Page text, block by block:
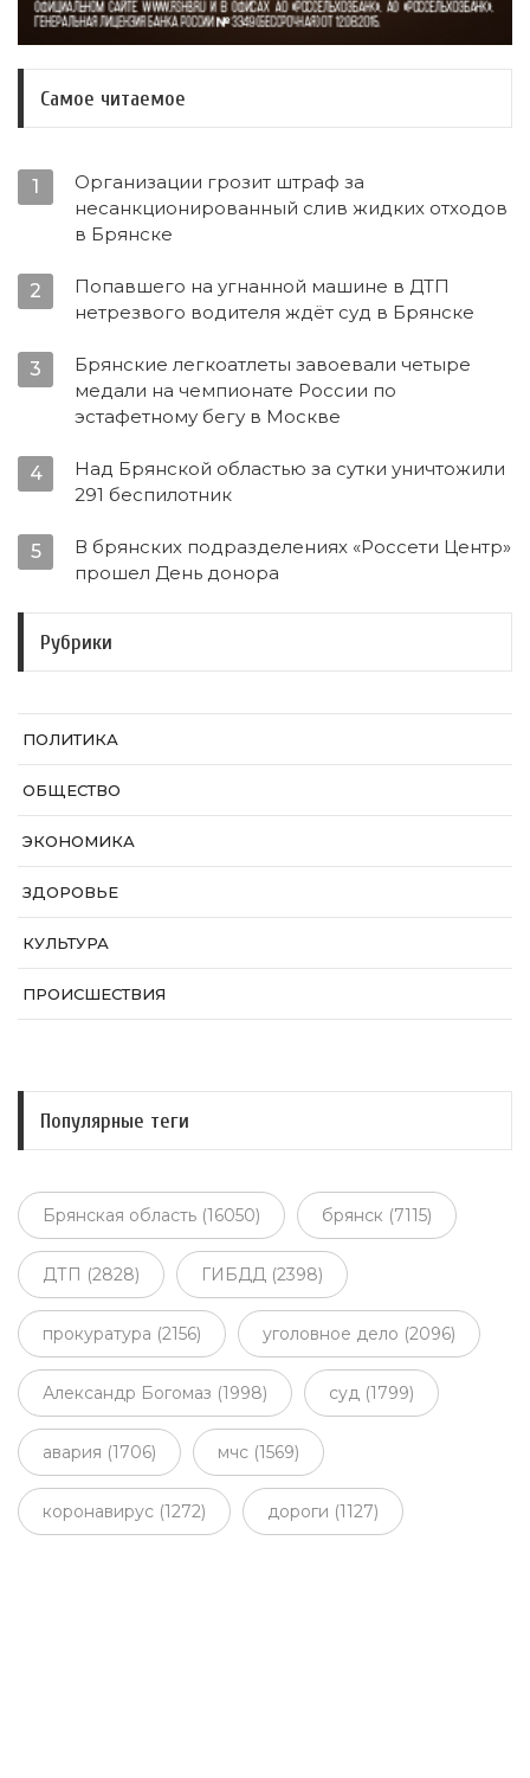
Самое читаемое
1
Организации грозит штраф за
несанкционированный слив жидких отходов
в Брянске
2
Попавшего на угнанной машине в ДТП
нетрезвого водителя ждёт суд в Брянске
3
Брянские легкоатлеты завоевали четыре
медали на чемпионате России по
эстафетному бегу в Москве
4
Над Брянской областью за сутки уничтожили
291 беспилотник
5
В брянских подразделениях «Россети Центр»
прошел День донора
Рубрики
ПОЛИТИКА
ОБЩЕСТВО
ЭКОНОМИКА
ЗДОРОВЬЕ
КУЛЬТУРА
ПРОИСШЕСТВИЯ
Популярные теги
Брянская область (16050) брянск (7115)
ДТП (2828) ГИБДД (2398)
прокуратура (2156) уголовное дело (2096)
Александр Богомаз (1998) суд (1799)
авария (1706) мчс (1569)
коронавирус (1272) дороги (1127)